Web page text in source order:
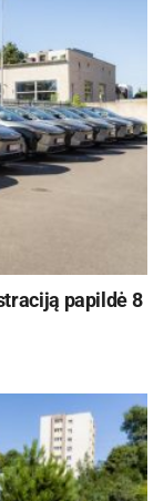
papildė 8